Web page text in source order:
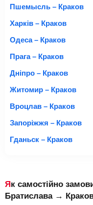
Пшемысль – Краков
Харків – Краков
Одеса – Краков
Прага – Краков
Дніпро – Краков
Житомир – Краков
Вроцлав – Краков
Запоріжжя – Краков
Гданьск – Краков
Як самостійно
Братислава →